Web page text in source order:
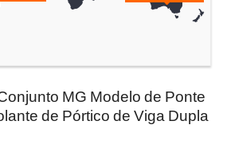
MG Modelo de Ponte
de Pórtico de Viga Dupla